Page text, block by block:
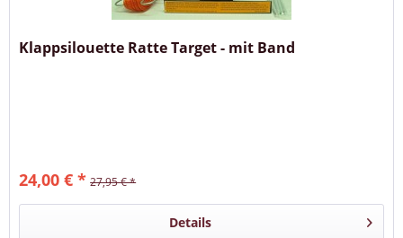
Klappsilouette Ratte Target - mit Band
24,00 € * 27,95 € *
Details